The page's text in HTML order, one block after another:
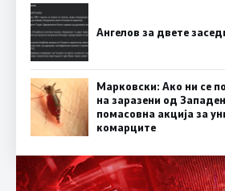
Ангелов за двете
Марковски: Ако ни се
на заразени од
помасовна акција за
комарците